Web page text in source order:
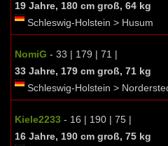
19 Jahre, 180 cm groß, 64 kg
Schleswig-Holstein > Husum
NomiG - 33 | 179 | 71 |
33 Jahre, 179 cm groß, 71 kg
Schleswig-Holstein >
Kiele2233 - 16 | 190 | 75 |
16 Jahre, 190 cm groß, 75 kg